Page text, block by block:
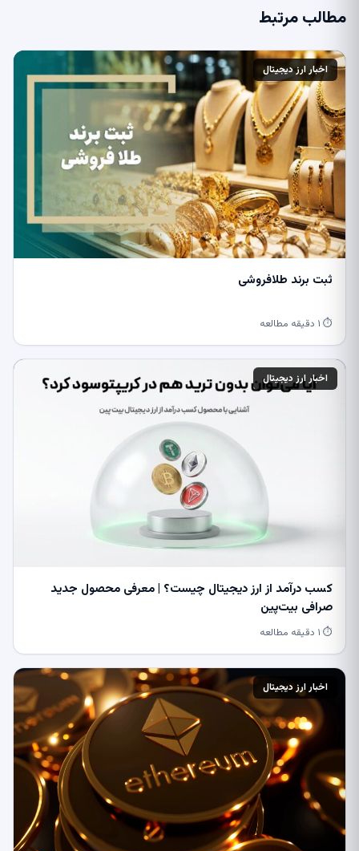
مطالب مرتبط
اخبار ارز دیجیتال
ثبت برند طلافروشی
⏱ ۱ دقیقه مطالعه
اخبار ارز دیجیتال
کسب درآمد از ارز دیجیتال چیست؟ | معرفی محصول جدید
صرافی بیت‌پین
⏱ ۱ دقیقه مطالعه
اخبار ارز دیجیتال